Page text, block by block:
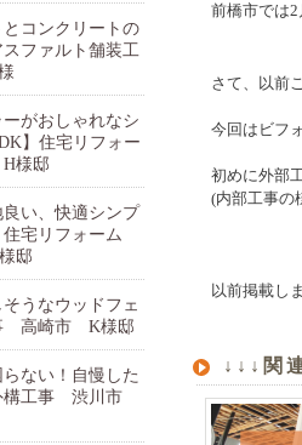
前橋市では2
さて、以前
今回はビフ
初めに外部
(内部工事の
以前掲載し
↓↓↓関
とコンクリートの
ファルト舗装工
ーがおしゃれなシ
】住宅リフォー
様邸
良い、快適シンプ
宅リフォーム
邸
そうなウッドフェ
高崎市 K様邸
らない！自慢した
構工事 渋川市